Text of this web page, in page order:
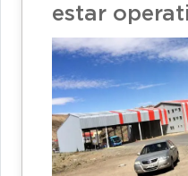
estar